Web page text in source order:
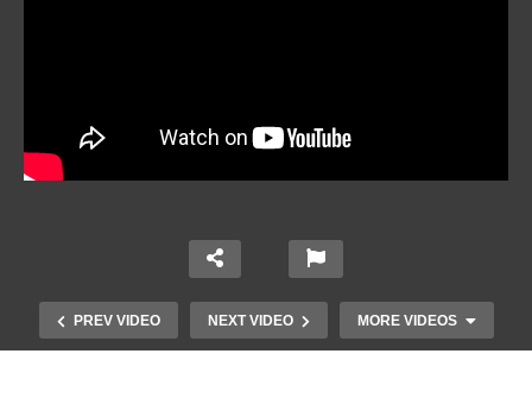
PREV VIDEO NEXT VIDEO MORE VIDEOS